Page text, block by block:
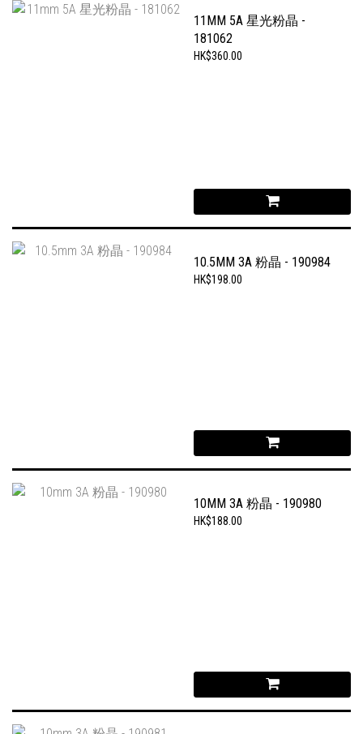
11MM 5A 星光粉晶 -
181062
HK$360.00
10.5MM 3A 粉晶 - 190984
HK$198.00
10MM 3A 粉晶 - 190980
HK$188.00